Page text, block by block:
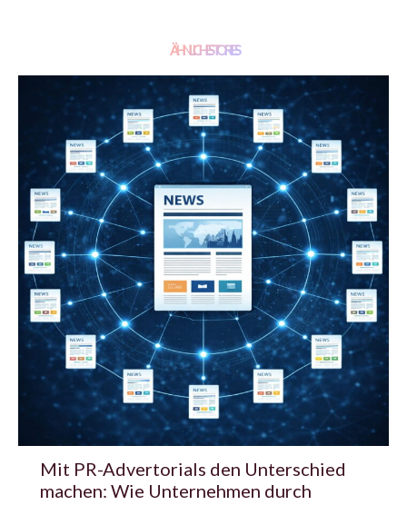
ÄHNLICHE STORIES
Mit PR-Advertorials den Unterschied
machen: Wie Unternehmen durch